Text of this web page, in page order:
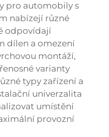
pro automobily s
nabízejí různé
odpovídají
dílen a omezení
montáží,
varianty
typy zařízení a
univerzalita
umístění
provozní